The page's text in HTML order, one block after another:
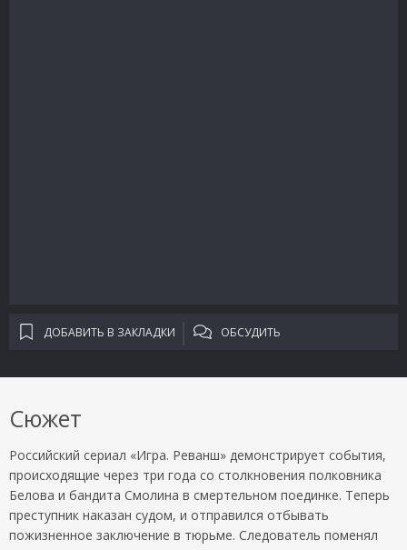
ДОБАВИТЬ В ЗАКЛАДКИ ОБСУДИТЬ
Сюжет
Российский сериал «Игра. Реванш» демонстрирует события,
происходящие через три года со столкновения полковника
Белова и бандита Смолина в смертельном поединке. Теперь
преступник наказан судом, и отправился отбывать
пожизненное заключение в тюрьме. Следователь поменял